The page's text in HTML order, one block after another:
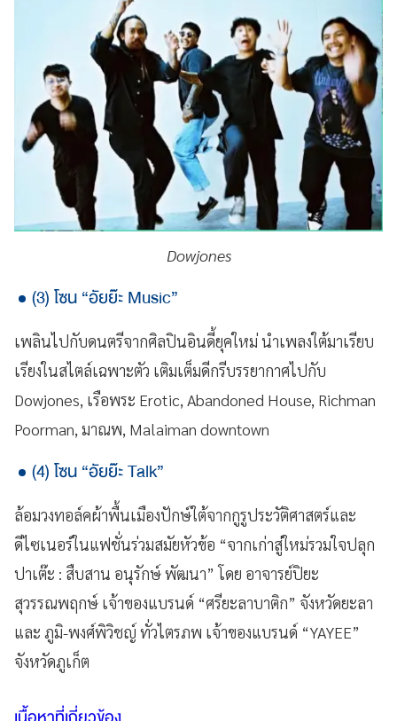
Dowjones
(3) โซน “อัยย๊ะ Music”
เพลินไปกับดนตรีจากศิลปินอินดี้ยุคใหม่ นำเพลงใต้มาเรียบ
เรียงในสไตล์เฉพาะตัว เติมเต็มดีกรีบรรยากาศไปกับ
Dowjones, เรือพระ Erotic, Abandoned House, Richman
Poorman, มาณพ, Malaiman downtown
(4) โซน “อัยย๊ะ Talk”
ล้อมวงทอล์คผ้าพื้นเมืองปักษ์ใต้จากกูรูประวัติศาสตร์และ
ดีไซเนอร์ในแฟชั่นร่วมสมัยหัวข้อ “จากเก่าสู่ใหม่รวมใจปลุก
ปาเต๊ะ : สืบสาน อนุรักษ์ พัฒนา” โดย อาจารย์ปิยะ
สุวรรณพฤกษ์ เจ้าของแบรนด์ “ศรียะลาบาติก” จังหวัดยะลา
และ ภูมิ-พงศ์พิวิชญ์ ทั่วไตรภพ เจ้าของแบรนด์ “YAYEE”
จังหวัดภูเก็ต